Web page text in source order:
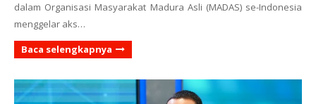
dalam Organisasi Masyarakat Madura Asli (MADAS) se-Indonesia
menggelar aks…
Baca selengkapnya